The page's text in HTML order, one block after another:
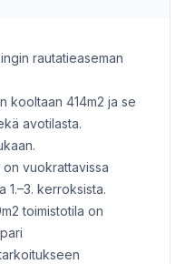
rautatieaseman
kooltaan 414m2 ja se
avotilasta.
vuokrattavissa
1.–3. kerroksista.
toimistotila on